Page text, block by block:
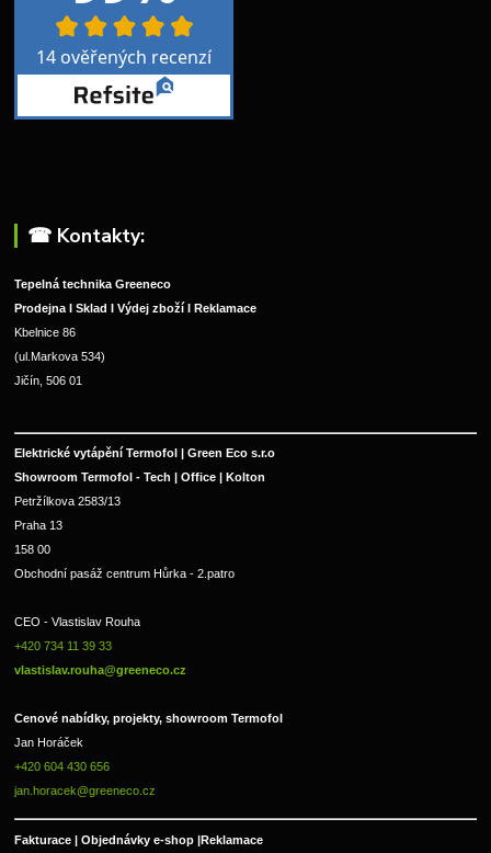
☎︎ Kontakty:
Tepelná technika Greeneco
Prodejna I Sklad I Výdej zboží I Reklamace
Kbelnice 86
(ul.Markova 534)
Jičín, 506 01
Elektrické vytápění Termofol | Green Eco s.r.o
Showroom Termofol - Tech | Office | Kolton
Petržílkova 2583/13
Praha 13
158 00
Obchodní pasáž centrum Hůrka - 2.patro
CEO - Vlastislav Rouha
+420 734 11 39 33
vlastislav.rouha@greeneco.cz
Cenové nabídky, projekty, showroom Termofol
Jan Horáček
+420 604 430 656
jan.horacek@greeneco.cz
Fakturace | Objednávky e-shop |Reklamace